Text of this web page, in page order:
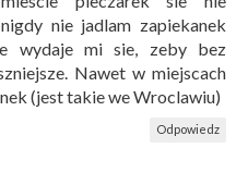
nie jadlam zapiekanek
wydaje mi sie, zeby bez
Nawet w miejscach
(jest takie we Wroclawiu)
Odpowiedz